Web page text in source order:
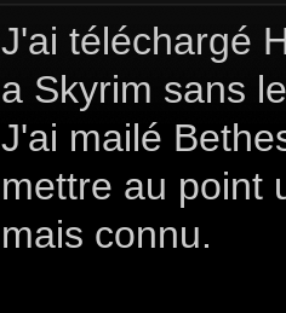
J'ai téléchargé
a Skyrim sans
J'ai mailé
mettre au point
mais connu.